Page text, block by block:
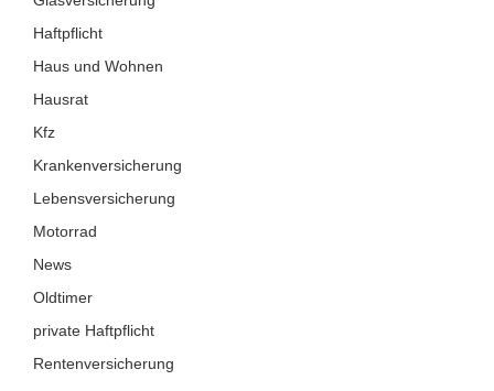
Haftpflicht
Haus und Wohnen
Hausrat
Kfz
Krankenversicherung
Lebensversicherung
Motorrad
News
Oldtimer
private Haftpflicht
Rentenversicherung